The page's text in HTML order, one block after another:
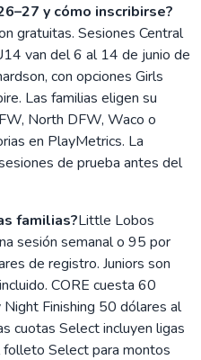
y cómo inscribirse?
gratuitas. Sesiones Central
van del 6 al 14 de junio de
con opciones Girls
Las familias eligen su
North DFW, Waco o
en PlayMetrics. La
de prueba antes del
familias?Little Lobos
sesión semanal o 95 por
de registro. Juniors son
CORE cuesta 60
Night Finishing 50 dólares al
cuotas Select incluyen ligas
Select para montos